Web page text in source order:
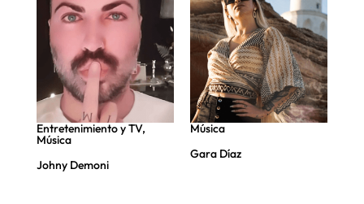
Entretenimiento y TV,
Música
Johny Demoni
Música
Gara Díaz